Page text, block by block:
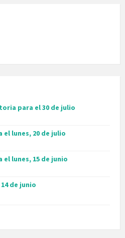
para el 30 de julio
lunes, 20 de julio
lunes, 15 de junio
de junio